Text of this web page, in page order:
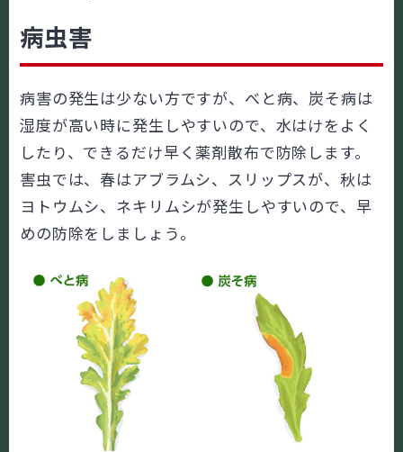
病虫害
病害の発生は少ない方ですが、べと病、炭そ病は
湿度が高い時に発生しやすいので、水はけをよく
したり、できるだけ早く薬剤散布で防除します。
害虫では、春はアブラムシ、スリップスが、秋は
ヨトウムシ、ネキリムシが発生しやすいので、早
めの防除をしましょう。